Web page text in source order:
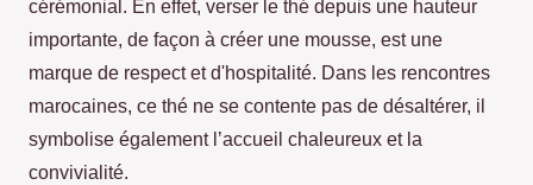
cérémonial. En effet, verser le thé depuis une hauteur
importante, de façon à créer une mousse, est une
marque de respect et d'hospitalité. Dans les rencontres
marocaines, ce thé ne se contente pas de désaltérer, il
symbolise également l’accueil chaleureux et la
convivialité.